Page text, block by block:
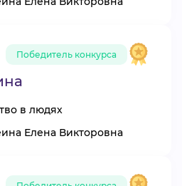
Победитель конкурса
в людях
Елена Викторовна